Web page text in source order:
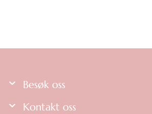
Besøk oss
Kontakt oss